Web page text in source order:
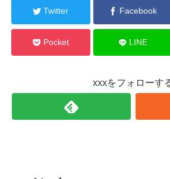
Twitter Facebook
Pocket LINE
xxxをフォローす